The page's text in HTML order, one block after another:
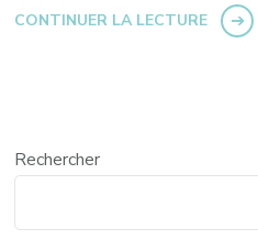
CONTINUER LA LECTURE
Rechercher